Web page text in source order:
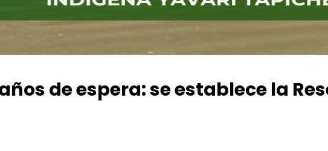
años de espera: se establece la